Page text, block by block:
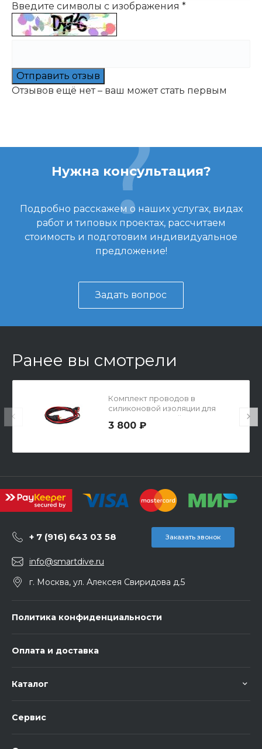
Введите символы с изображения *
Отправить отзыв
Отзывов ещё нет – ваш может стать первым
Нужна консультация?
Подробно расскажем о наших услугах, видах
работ и типовых проектах, рассчитаем
стоимость и подготовим индивидуальное
предложение!
Задать вопрос
Ранее вы смотрели
Комплект проводов в
силиконовой изоляции для
носков усиленный по краям
3 800 ₽
+ 7 (916) 643 03 58 Заказать звонок
info@smartdive.ru
г. Москва, ул. Алексея Свиридова д.5
Политика конфиденциальности
Оплата и доставка
Каталог
Сервис